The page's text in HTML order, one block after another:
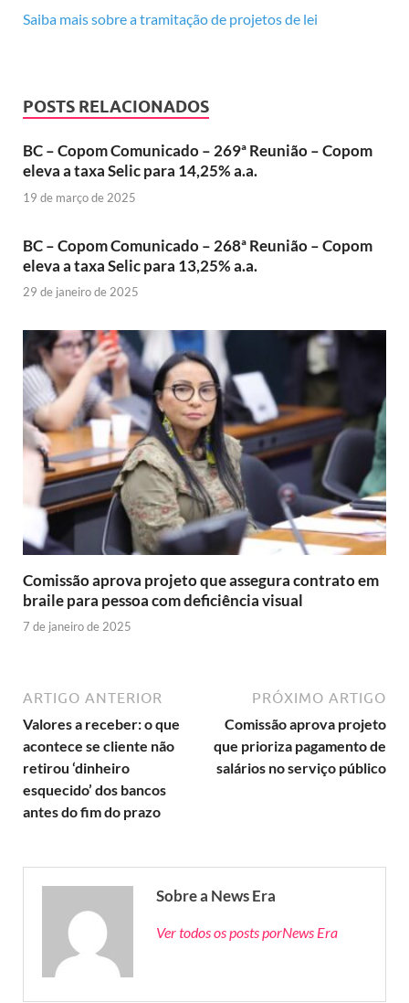
Saiba mais sobre a tramitação de projetos de lei
POSTS RELACIONADOS
BC – Copom Comunicado – 269ª Reunião – Copom
eleva a taxa Selic para 14,25% a.a.
19 de março de 2025
BC – Copom Comunicado – 268ª Reunião – Copom
eleva a taxa Selic para 13,25% a.a.
29 de janeiro de 2025
Comissão aprova projeto que assegura contrato em
braile para pessoa com deficiência visual
7 de janeiro de 2025
ARTIGO ANTERIOR
Valores a receber: o que
acontece se cliente não
retirou ‘dinheiro
esquecido’ dos bancos
antes do fim do prazo
PRÓXIMO ARTIGO
Comissão aprova projeto
que prioriza pagamento de
salários no serviço público
Sobre a News Era
Ver todos os posts porNews Era